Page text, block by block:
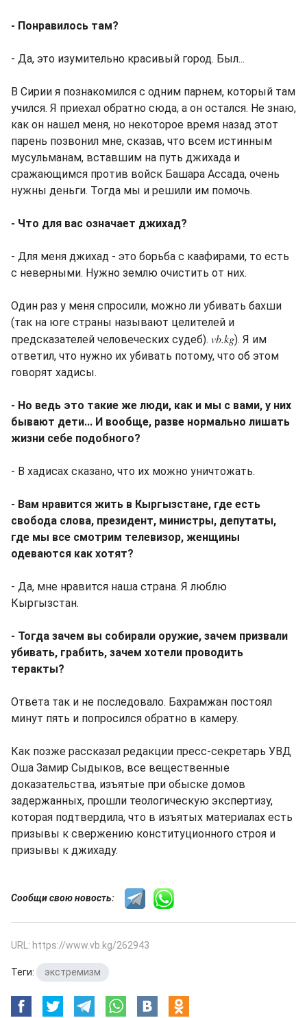
- Понравилось там?
- Да, это изумительно красивый город. Был...
В Сирии я познакомился с одним парнем, который там
учился. Я приехал обратно сюда, а он остался. Не знаю,
как он нашел меня, но некоторое время назад этот
парень позвонил мне, сказав, что всем истинным
мусульманам, вставшим на путь джихада и
сражающимся против войск Башара Ассада, очень
нужны деньги. Тогда мы и решили им помочь.
- Что для вас означает джихад?
- Для меня джихад - это борьба с каафирами, то есть
с неверными. Нужно землю очистить от них.
Один раз у меня спросили, можно ли убивать бахши
(так на юге страны называют целителей и
предсказателей человеческих судеб). vb.kg). Я им
ответил, что нужно их убивать потому, что об этом
говорят хадисы.
- Но ведь это такие же люди, как и мы с вами, у них
бывают дети... И вообще, разве нормально лишать
жизни себе подобного?
- В хадисах сказано, что их можно уничтожать.
- Вам нравится жить в Кыргызстане, где есть
свобода слова, президент, министры, депутаты,
где мы все смотрим телевизор, женщины
одеваются как хотят?
- Да, мне нравится наша страна. Я люблю
Кыргызстан.
- Тогда зачем вы собирали оружие, зачем призвали
убивать, грабить, зачем хотели проводить
теракты?
Ответа так и не последовало. Бахрамжан постоял
минут пять и попросился обратно в камеру.
Как позже рассказал редакции пресс-секретарь УВД
Оша Замир Сыдыков, все вещественные
доказательства, изъятые при обыске домов
задержанных, прошли теологическую экспертизу,
которая подтвердила, что в изъятых материалах есть
призывы к свержению конституционного строя и
призывы к джихаду.
Сообщи свою новость:
URL: https://www.vb.kg/262943
Теги: экстремизм